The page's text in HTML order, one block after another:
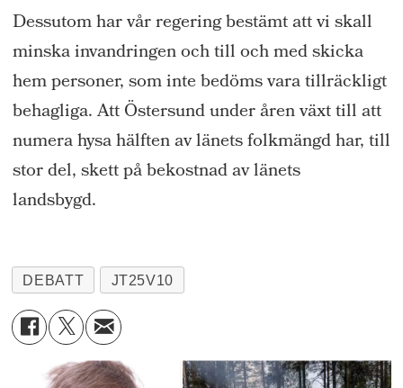
Dessutom har vår regering bestämt att vi skall
minska invandringen och till och med skicka
hem personer, som inte bedöms vara tillräckligt
behagliga. Att Östersund under åren växt till att
numera hysa hälften av länets folkmängd har, till
stor del, skett på bekostnad av länets
landsbygd.
DEBATT JT25V10